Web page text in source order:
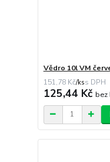
Vědro 10l VM
151,78 Kč/ks
125,44 Kč bez